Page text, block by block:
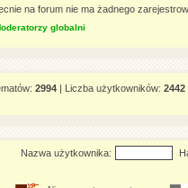
na forum nie ma żadnego
globalni
2994 | Liczba użytkowników: 2442
Nazwa użytkownika: